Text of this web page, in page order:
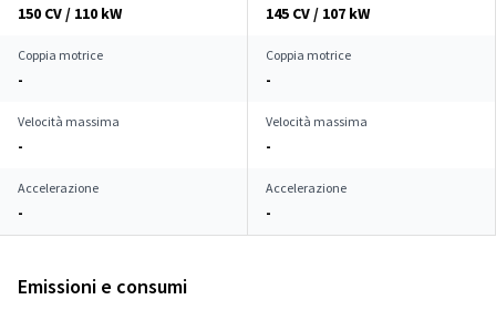
150 CV / 110 kW 145 CV / 107 kW
Coppia motrice
-
Coppia motrice
-
Velocità massima
-
Velocità massima
-
Accelerazione
-
Accelerazione
-
Emissioni e consumi